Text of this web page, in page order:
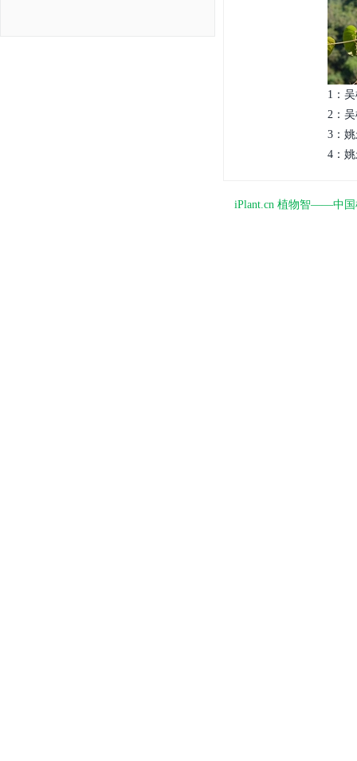
1：
2：
3：
4：
iPlant.cn 植物智——中国